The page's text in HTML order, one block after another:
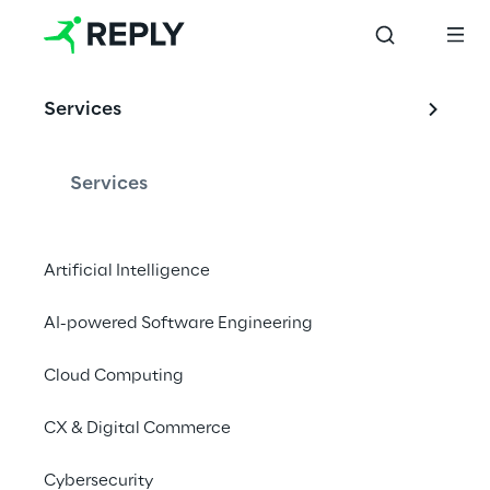
Services
Services
Artificial Intelligence
AI-powered Software Engineering
Cloud Computing
CX & Digital Commerce
Cybersecurity
Reply Italian
Under 16
Golf Club Biella “Le Betulle”